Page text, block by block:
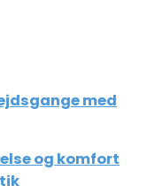
med
og komfort